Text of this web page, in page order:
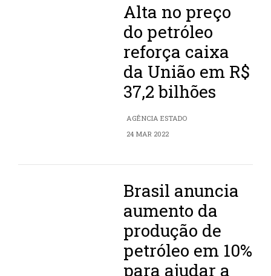
Alta no preço
do petróleo
reforça caixa
da União em R$
37,2 bilhões
AGÊNCIA ESTADO
24 MAR 2022
Brasil anuncia
aumento da
produção de
petróleo em 10%
para ajudar a